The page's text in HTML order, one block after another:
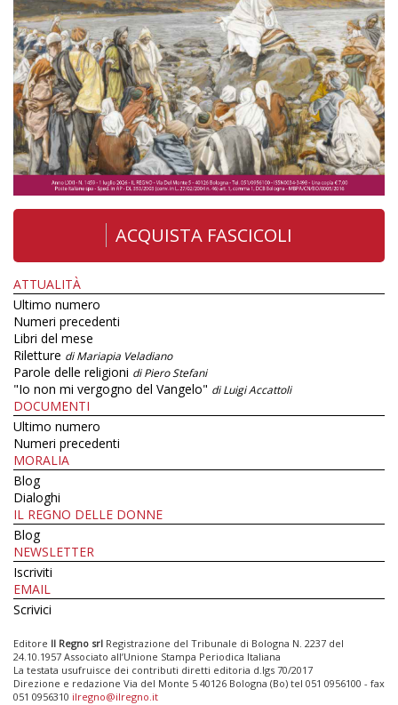
ACQUISTA FASCICOLI
ATTUALITÀ
Ultimo numero
Numeri precedenti
Libri del mese
Riletture di Mariapia Veladiano
Parole delle religioni di Piero Stefani
"Io non mi vergogno del Vangelo" di Luigi Accattoli
DOCUMENTI
Ultimo numero
Numeri precedenti
MORALIA
Blog
Dialoghi
IL REGNO DELLE DONNE
Blog
NEWSLETTER
Iscriviti
EMAIL
Scrivici
Editore Il Regno srl Registrazione del Tribunale di Bologna N. 2237 del
24.10.1957 Associato all’Unione Stampa Periodica Italiana
La testata usufruisce dei contributi diretti editoria d.lgs 70/2017
Direzione e redazione Via del Monte 5 40126 Bologna (Bo) tel 051 0956100 - fax
051 0956310 ilregno@ilregno.it